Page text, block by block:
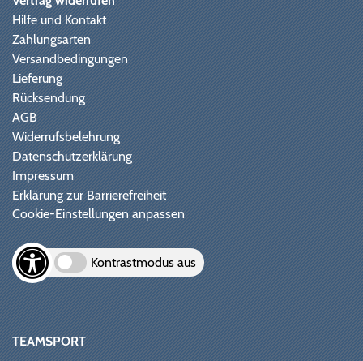
Hilfe und Kontakt
Zahlungsarten
Versandbedingungen
Lieferung
Rücksendung
AGB
Widerrufsbelehrung
Datenschutzerklärung
Impressum
Erklärung zur Barrierefreiheit
Cookie-Einstellungen anpassen
Kontrastmodus aus
TEAMSPORT